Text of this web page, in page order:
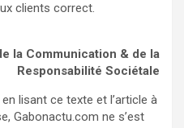
clients correct.
la Communication & de la
Responsabilité Sociétale
lisant ce texte et l’article à
Gabonactu.com ne s’est